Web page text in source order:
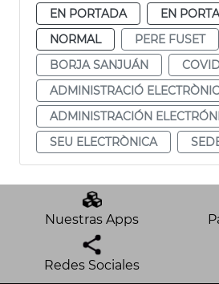
EN PORTADA
EN
NORMAL
PERE FUSET
BORJA SANJUÁN
ADMINISTRACIÓ
ADMINISTRACIÓN
SEU ELECTRÒNICA
Nuestras Apps
Redes Sociales